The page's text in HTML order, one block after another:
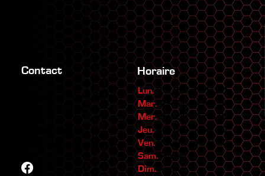
Contact
415 route Bégin, Saint-
Québec
info@redressement.com
Horaire
Lun.8 H 00 - 17 H 00
Mar.8 H 00 - 17 H 00
Mer.8 H 00 - 17 H 00
Jeu.8 H 00 - 17 H 00
Ven.8 H 00 - 15 H 00
Sam.Fermé
Dim.Fermé